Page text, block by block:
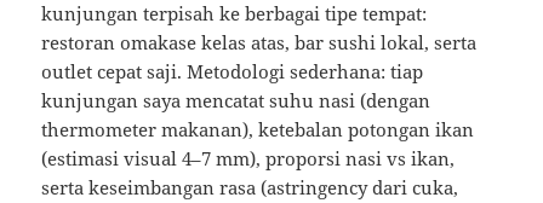
kunjungan terpisah ke berbagai tipe tempat:
restoran omakase kelas atas, bar sushi lokal, serta
outlet cepat saji. Metodologi sederhana: tiap
kunjungan saya mencatat suhu nasi (dengan
thermometer makanan), ketebalan potongan ikan
(estimasi visual 4–7 mm), proporsi nasi vs ikan,
serta keseimbangan rasa (astringency dari cuka,